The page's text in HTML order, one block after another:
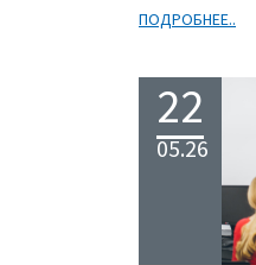
ПОДРОБНЕЕ..
22
05.26